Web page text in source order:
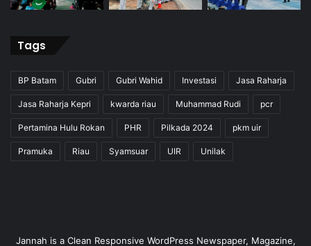
Tags
BP Batam Gubri Gubri Wahid Investasi Jasa Raharja
Jasa Raharja Kepri kwarda riau Muhammad Rudi pcr
Pertamina Hulu Rokan PHR Pilkada 2024 pkm uir
Pramuka Riau Syamsuar UIR Unilak
Jannah is a Clean Responsive WordPress Newspaper, Magazine,